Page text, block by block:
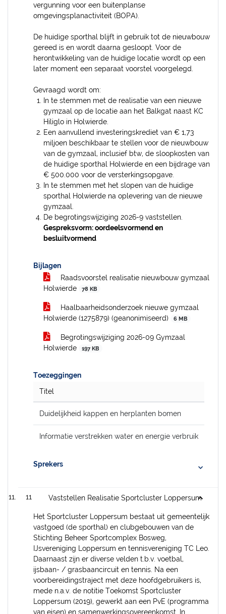
vergunning voor een buitenplanse
omgevingsplanactiviteit (BOPA).
De huidige sporthal blijft in gebruik tot de nieuwbouw
gereed is en wordt daarna gesloopt. Voor de
herontwikkeling van de huidige locatie wordt op een
later moment een separaat voorstel voorgelegd.
Gevraagd wordt om:
In te stemmen met de realisatie van een nieuwe
gymzaal op de locatie aan het Balkgat naast KC
Hiliglo in Holwierde.
Een aanvullend investeringskrediet van € 1,73
miljoen beschikbaar te stellen voor de nieuwbouw
van de gymzaal, inclusief btw, de sloopkosten van
de huidige sporthal Holwierde en een bijdrage van
€ 500.000 voor de versterkingsopgave.
In te stemmen met het slopen van de huidige
sporthal Holwierde na oplevering van de nieuwe
gymzaal.
De begrotingswijziging 2026-9 vaststellen.
Gespreksvorm: oordeelsvormend en
besluitvormend
Bijlagen
Raadsvoorstel realisatie nieuwbouw gymzaal
Holwierde
78 KB
Haalbaarheidsonderzoek nieuwe gymzaal
Holwierde (1275879) (geanonimiseerd)
6 MB
Begrotingswijziging 2026-09 Gymzaal
Holwierde
197 KB
Toezeggingen
Titel
Duidelijkheid kappen en herplanten bomen
Informatie verstrekken water en energie verbruik
Sprekers
11 Vaststellen Realisatie Sportcluster Loppersum
Het Sportcluster Loppersum bestaat uit gemeentelijk
vastgoed (de sporthal) en clubgebouwen van de
Stichting Beheer Sportcomplex Bosweg,
IJsvereniging Loppersum en tennisvereniging TC Leo.
Daarnaast zijn er diverse velden t.b.v. voetbal,
ijsbaan- / grasbaancircuit en tennis. Na een
voorbereidingstraject met deze hoofdgebruikers is,
mede n.a.v. de notitie Toekomst Sportcluster
Loppersum (2019), gewerkt aan een PvE (programma
van eisen) en samenwerkingsovereenkomst. In